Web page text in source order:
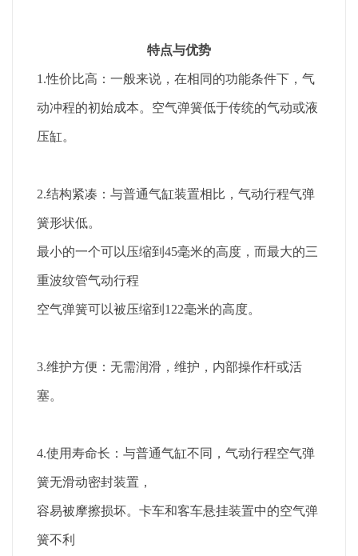
特点与优势
1.性价比高：一般来说，在相同的功能条件下，气
动冲程的初始成本。空气弹簧低于传统的气动或液
压缸。
2.结构紧凑：与普通气缸装置相比，气动行程气弹
簧形状低。
最小的一个可以压缩到45毫米的高度，而最大的三
重波纹管气动行程
空气弹簧可以被压缩到122毫米的高度。
3.维护方便：无需润滑，维护，内部操作杆或活
塞。
4.使用寿命长：与普通气缸不同，气动行程空气弹
簧无滑动密封装置，
容易被摩擦损坏。卡车和客车悬挂装置中的空气弹
簧不利